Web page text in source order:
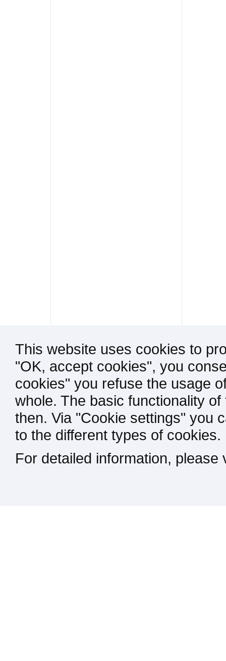
This website uses cookies to
"OK, accept cookies", you
cookies" you refuse the usage
whole. The basic functionality
then. Via "Cookie settings" you
to the different types of cookies.
For detailed information,